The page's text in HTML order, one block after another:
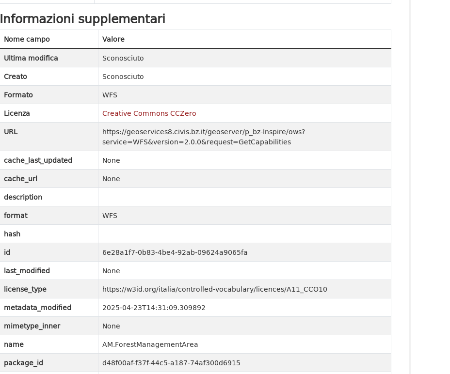
Informazioni supplementari
Nome campo
Valore
Ultima modifica
Sconosciuto
Creato
Sconosciuto
Formato
WFS
Licenza
Creative Commons CCZero
URL
https://geoservices8.civis.bz.it/geoserver/p_bz-Inspire/ows?
service=WFS&version=2.0.0&request=GetCapabilities
cache_last_updated
None
cache_url
None
description
format
WFS
hash
id
6e28a1f7-0b83-4be4-92ab-09624a9065fa
last_modified
None
license_type
https://w3id.org/italia/controlled-vocabulary/licences/A11_CCO10
metadata_modified
2025-04-23T14:31:09.309892
mimetype_inner
None
name
AM.ForestManagementArea
package_id
d48f00af-f37f-44c5-a187-74af300d6915